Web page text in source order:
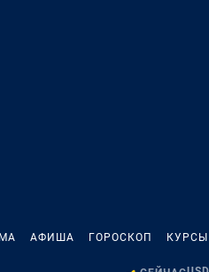
АФИША ГОРОСКОП